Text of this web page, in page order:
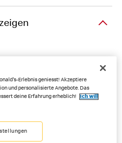
09:00 - 00:00
Erlebnis geniesst! Akzeptiere
und personalisierte Angebote. Das
deine Erfahrung erheblich!
Ich will